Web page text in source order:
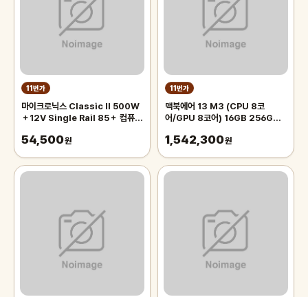
11번가
마이크로닉스 Classic II 500W
＋12V Single Rail 85＋ 컴퓨터
54,500원
11번가
맥북에어 13 M3 (CPU 8코
어/GPU 8코어) 16GB 256GB
1,542,300원